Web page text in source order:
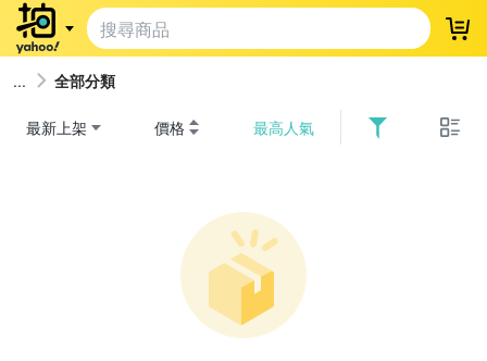
登
全部分類
最新上架 價格 最高人氣